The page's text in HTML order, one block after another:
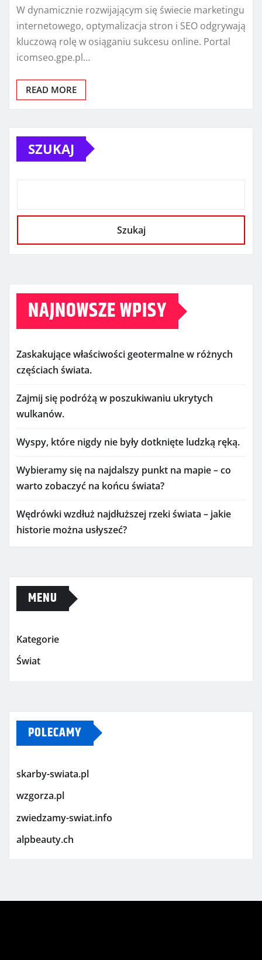
W dynamicznie rozwijającym się świecie marketingu
internetowego, optymalizacja stron i SEO odgrywają
kluczową rolę w osiąganiu sukcesu online. Portal
icomseo.gpe.pl…
READ MORE
SZUKAJ
Szukaj
NAJNOWSZE WPISY
Zaskakujące właściwości geotermalne w różnych
częściach świata.
Zajmij się podróżą w poszukiwaniu ukrytych
wulkanów.
Wyspy, które nigdy nie były dotknięte ludzką ręką.
Wybieramy się na najdalszy punkt na mapie – co
warto zobaczyć na końcu świata?
Wędrówki wzdłuż najdłuższej rzeki świata – jakie
historie można usłyszeć?
MENU
Kategorie
Świat
POLECAMY
skarby-swiata.pl
wzgorza.pl
zwiedzamy-swiat.info
alpbeauty.ch